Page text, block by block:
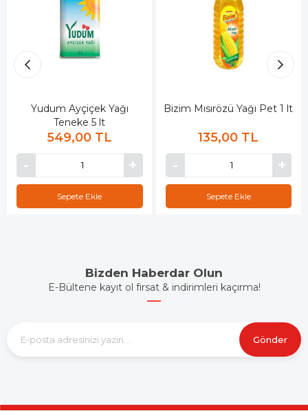
Yudum Ayçiçek Yağı
Teneke 5 lt
549,00 TL
Sepete Ekle
Bizim Mısırözü Yağı Pet 1 lt
135,00 TL
Sepete Ekle
Bizden Haberdar Olun
E-Bültene kayıt ol fırsat & indirimleri kaçırma!
Gönder